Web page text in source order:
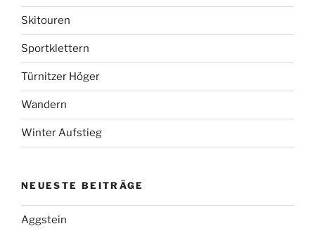
Skitouren
Sportklettern
Türnitzer Höger
Wandern
Winter Aufstieg
NEUESTE BEITRÄGE
Aggstein